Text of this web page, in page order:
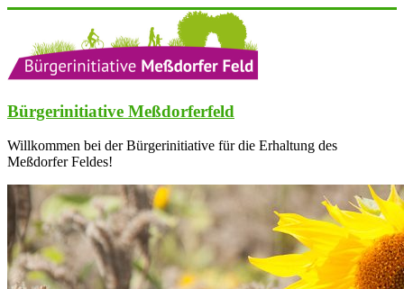
springen
Bürgerinitiative Meßdorferfeld
Willkommen bei der Bürgerinitiative für die Erhaltung des
Meßdorfer Feldes!